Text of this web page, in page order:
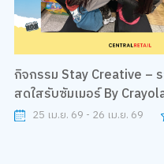
กิจกรรม Stay Creative –
สดใสรับซัมเมอร์ By
25 เม.ย. 69 - 26 เม.ย. 69